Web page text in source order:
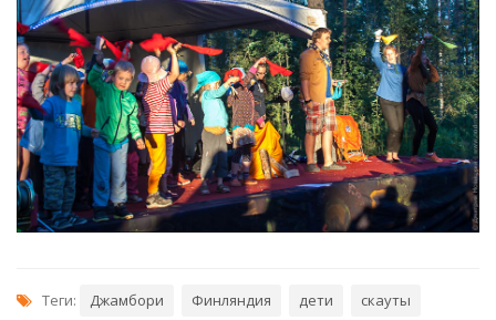
Теги: Джамбори Финляндия дети скауты